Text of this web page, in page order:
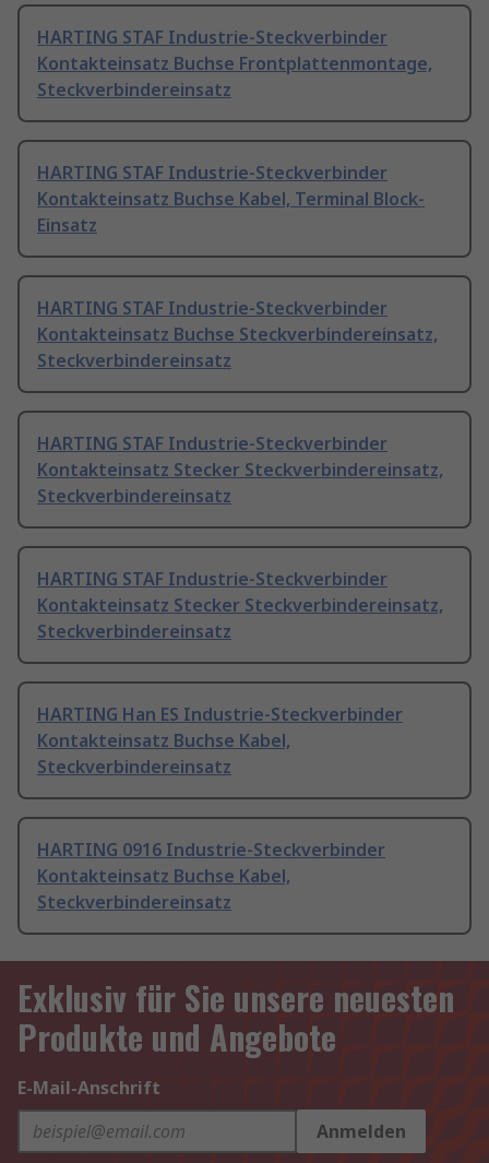
HARTING STAF Industrie-Steckverbinder
Kontakteinsatz Buchse Frontplattenmontage,
Steckverbindereinsatz
HARTING STAF Industrie-Steckverbinder
Kontakteinsatz Buchse Kabel, Terminal Block-
Einsatz
HARTING STAF Industrie-Steckverbinder
Kontakteinsatz Buchse Steckverbindereinsatz,
Steckverbindereinsatz
HARTING STAF Industrie-Steckverbinder
Kontakteinsatz Stecker Steckverbindereinsatz,
Steckverbindereinsatz
HARTING STAF Industrie-Steckverbinder
Kontakteinsatz Stecker Steckverbindereinsatz,
Steckverbindereinsatz
HARTING Han ES Industrie-Steckverbinder
Kontakteinsatz Buchse Kabel,
Steckverbindereinsatz
HARTING 0916 Industrie-Steckverbinder
Kontakteinsatz Buchse Kabel,
Steckverbindereinsatz
Exklusiv für Sie unsere neuesten
Produkte und Angebote
E-Mail-Anschrift
Anmelden